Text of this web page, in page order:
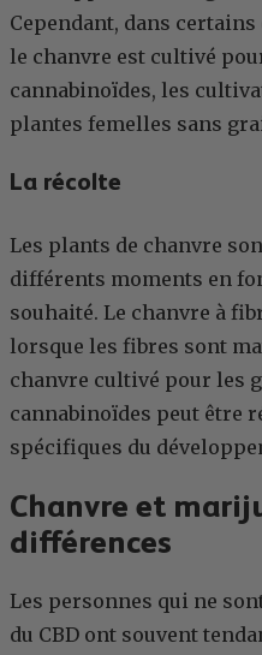
Cependant, dans
le chanvre est cultivé
cannabinoïdes, les
plantes femelles sans
La récolte
Les plants de chanvre
différents moments en
souhaité. Le chanvre à
lorsque les fibres sont
chanvre cultivé pour les
cannabinoïdes peut être
spécifiques du
Chanvre et
différences
Les personnes qui ne
du CBD ont souvent